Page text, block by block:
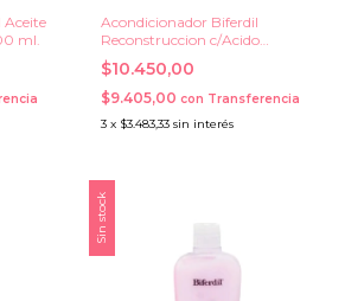
Aceite
ml.
Acondicionador Biferdil
Reconstruccion c/Acido
Hialuronico #1 x 295 ml.
$10.450,00
$9.405,00 con Transferencia
3 x $3.483,33 sin interés
Sin stock